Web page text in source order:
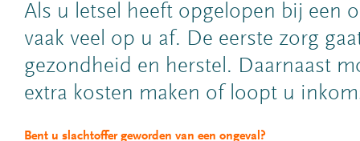
Als u letsel heeft opgelopen bij een
vaak veel op u af. De eerste zorg
gezondheid en herstel. Daarnaast
extra kosten maken of loopt u
Bent u slachtoffer geworden van een ongeval?